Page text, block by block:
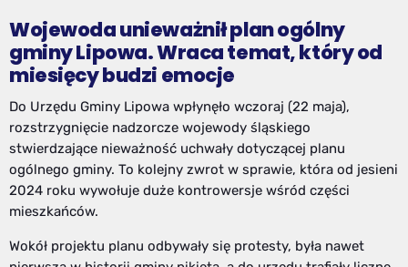
Wojewoda unieważnił plan ogólny
gminy Lipowa. Wraca temat, który od
miesięcy budzi emocje
Do Urzędu Gminy Lipowa wpłynęło wczoraj (22 maja),
rozstrzygnięcie nadzorcze wojewody śląskiego
stwierdzające nieważność uchwały dotyczącej planu
ogólnego gminy. To kolejny zwrot w sprawie, która od jesieni
2024 roku wywołuje duże kontrowersje wśród części
mieszkańców.
Wokół projektu planu odbywały się protesty, była nawet